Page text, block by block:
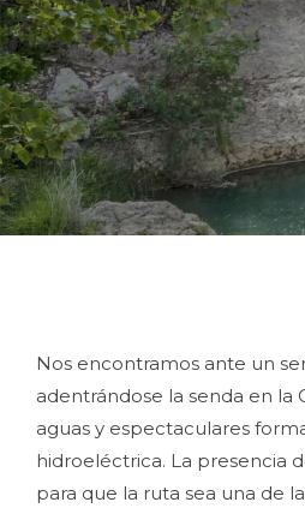
Nos encontramos ante un
adentrándose la senda en la
aguas y espectaculares
hidroeléctrica. La presencia
para que la ruta sea una de